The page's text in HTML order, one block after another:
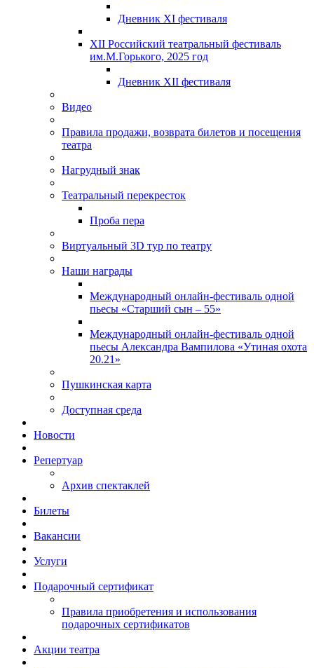
Дневник XI фестиваля
XII Российский театральный фестиваль
им.М.Горького, 2025 год
Дневник XII фестиваля
Видео
Правила продажи, возврата билетов и посещения
театра
Нагрудный знак
Театральный перекресток
Проба пера
Виртуальный 3D тур по театру
Наши награды
Международный онлайн-фестиваль одной
пьесы «Старший сын – 55»
Международный онлайн-фестиваль одной
пьесы Александра Вампилова «Утиная охота
20.21»
Пушкинская карта
Доступная среда
Новости
Репертуар
Архив спектаклей
Билеты
Вакансии
Услуги
Подарочный сертификат
Правила приобретения и использования
подарочных сертификатов
Акции театра